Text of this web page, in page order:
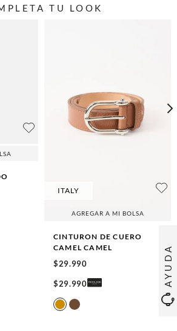
AYUDA
TU LOOK
ITALY
AGREGAR A MI BOLSA
CINTURON DE CUERO
CAMEL CAMEL
$29.990
$29.990